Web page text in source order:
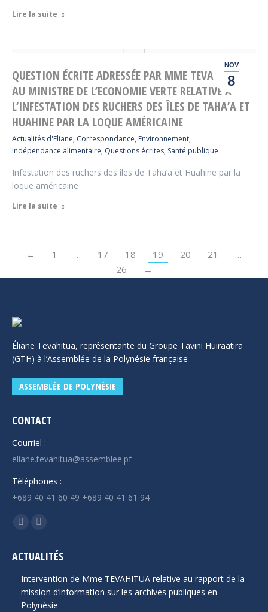
Lire la suite
NOV
8
QUESTION ÉCRITE ADRESSÉE PAR MME TEVAHITUA
AU MINISTRE DE L’ECONOMIE VERTE RELATIVE À
L’INFESTATION DES RUCHERS DES ÎLES DE TAHA’A ET
HUAHINE PAR LA LOQUE AMÉRICAINE
Actualités d'Eliane, Correspondance, Environnement,
Indépendance alimentaire, Questions écrites, Santé publique
Infestation des ruchers des îles de Taha’a et Huahine par la
loque américaine
Lire la suite
← 1 … 17 18 19 20 21
…
26
→
Éliane Tevahitua, représentante du Groupe Tāvini Huiraatira
(GTH) à l’Assemblée de la Polynésie française
ASSEMBLÉE DE POLYNÉSIE
CONTACT
Courriel :
eliane.tevahitua@assemblee.pf
Téléphones :
+689 40 41 60 49 +689 40 41 61 94
Trouvez nous sur :
La
Facebook
s'ouvre
dans
une
La
YouTube
s'ouvre
dans
une
ACTUALITÉS
Intervention de Mme TEVAHITUA relative au rapport de la
mission d’information sur les archives publiques en
Polynésie